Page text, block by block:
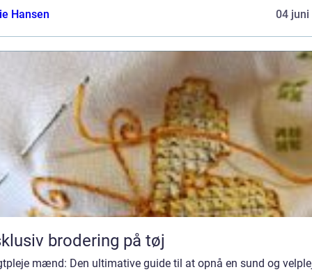
Hansen
04 juni
brodering på tøj
mænd: Den ultimative guide til at opnå en sund og